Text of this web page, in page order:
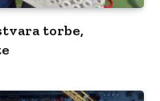
torbe,